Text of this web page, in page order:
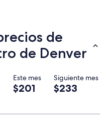
de
de Denver
Este mes Siguiente mes
$201 $233